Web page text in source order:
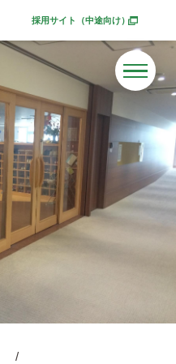
採用サイト（中途向け）別ウィンドウで開きま